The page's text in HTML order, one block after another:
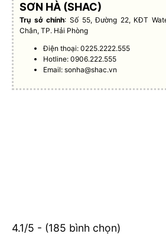
SƠN HÀ (SHAC)
Trụ sở chính: Số 55, Đường 22, KĐT
Chân, TP. Hải Phòng
Điện thoại: 0225.2222.555
Hotline: 0906.222.555
Email:sonha@shac.vn
4.1/5 - (185 bình chọn)